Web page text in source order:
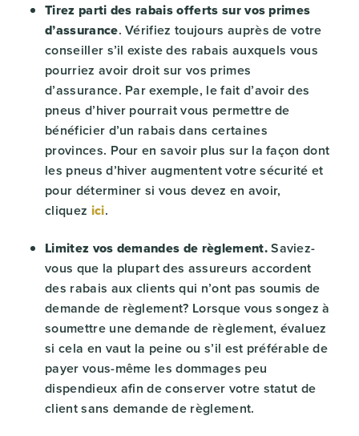
Tirez parti des rabais offerts sur vos primes
d’assurance. Vérifiez toujours auprès de votre
conseiller s’il existe des rabais auxquels vous
pourriez avoir droit sur vos primes
d’assurance. Par exemple, le fait d’avoir des
pneus d’hiver pourrait vous permettre de
bénéficier d’un rabais dans certaines
provinces. Pour en savoir plus sur la façon dont
les pneus d’hiver augmentent votre sécurité et
pour déterminer si vous devez en avoir,
cliquez ici.
Limitez vos demandes de règlement.Saviez-
vous que la plupart des assureurs accordent
des rabais aux clients qui n’ont pas soumis de
demande de règlement? Lorsque vous songez à
soumettre une demande de règlement, évaluez
si cela en vaut la peine ou s’il est préférable de
payer vous-même les dommages peu
dispendieux afin de conserver votre statut de
client sans demande de règlement.